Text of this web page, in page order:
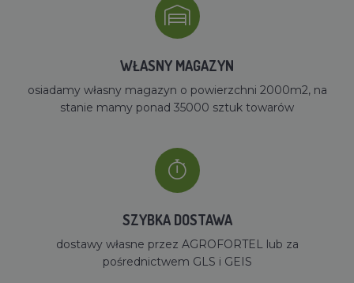
WŁASNY MAGAZYN
osiadamy własny magazyn o powierzchni 2000m2, na
stanie mamy ponad 35000 sztuk towarów
SZYBKA DOSTAWA
dostawy własne przez AGROFORTEL lub za
pośrednictwem GLS i GEIS